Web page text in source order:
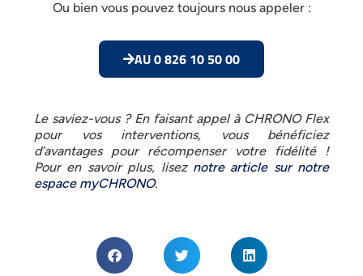
Ou bien vous pouvez toujours nous appeler :
AU 0 826 10 50 00
Le saviez-vous ? En faisant appel à CHRONO Flex
pour vos interventions, vous bénéficiez
d’avantages pour récompenser votre fidélité !
Pour en savoir plus, lisez notre article sur notre
espace myCHRONO.